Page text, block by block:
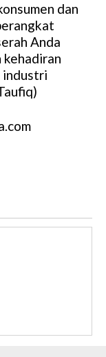
M
u
t
e
dan
Anda
kehadiran
industri